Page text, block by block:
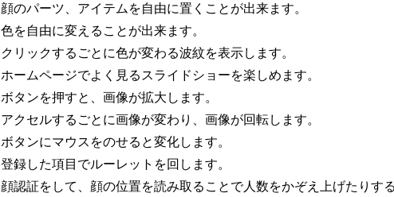
顔のパーツ、アイテムを自由に置くことが出来ます。
色を自由に変えることが出来ます。
クリックするごとに色が変わる波紋を表示します。
ホームページでよく見るスライドショーを楽しめます。
ボタンを押すと、画像が拡大します。
アクセルするごとに画像が変わり、画像が回転します。
ボタンにマウスをのせると変化します。
登録した項目でルーレットを回します。
顔認証をして、顔の位置を読み取ることで人数をかぞえ上げたりす